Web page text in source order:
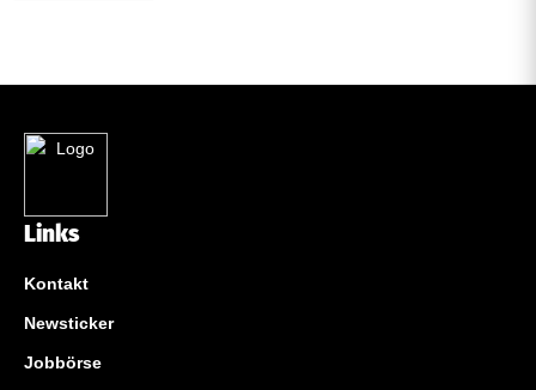
Links
Kontakt
Newsticker
Jobbörse